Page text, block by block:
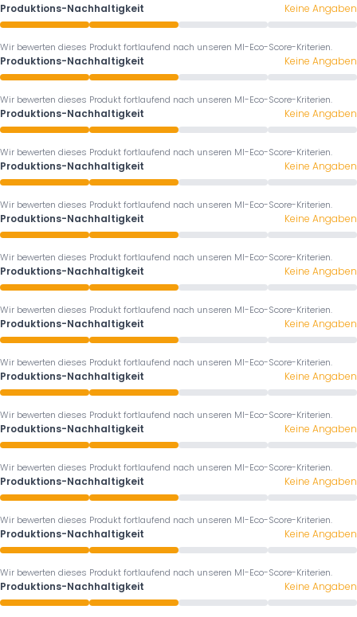
Produktions-Nachhaltigkeit Keine Angaben
Wir bewerten dieses Produkt fortlaufend nach unseren MI-Eco-Score-Kriterien.
Produktions-Nachhaltigkeit Keine Angaben
Wir bewerten dieses Produkt fortlaufend nach unseren MI-Eco-Score-Kriterien.
Produktions-Nachhaltigkeit Keine Angaben
Wir bewerten dieses Produkt fortlaufend nach unseren MI-Eco-Score-Kriterien.
Produktions-Nachhaltigkeit Keine Angaben
Wir bewerten dieses Produkt fortlaufend nach unseren MI-Eco-Score-Kriterien.
Produktions-Nachhaltigkeit Keine Angaben
Wir bewerten dieses Produkt fortlaufend nach unseren MI-Eco-Score-Kriterien.
Produktions-Nachhaltigkeit Keine Angaben
Wir bewerten dieses Produkt fortlaufend nach unseren MI-Eco-Score-Kriterien.
Produktions-Nachhaltigkeit Keine Angaben
Wir bewerten dieses Produkt fortlaufend nach unseren MI-Eco-Score-Kriterien.
Produktions-Nachhaltigkeit Keine Angaben
Wir bewerten dieses Produkt fortlaufend nach unseren MI-Eco-Score-Kriterien.
Produktions-Nachhaltigkeit Keine Angaben
Wir bewerten dieses Produkt fortlaufend nach unseren MI-Eco-Score-Kriterien.
Produktions-Nachhaltigkeit Keine Angaben
Wir bewerten dieses Produkt fortlaufend nach unseren MI-Eco-Score-Kriterien.
Produktions-Nachhaltigkeit Keine Angaben
Wir bewerten dieses Produkt fortlaufend nach unseren MI-Eco-Score-Kriterien.
Produktions-Nachhaltigkeit Keine Angaben